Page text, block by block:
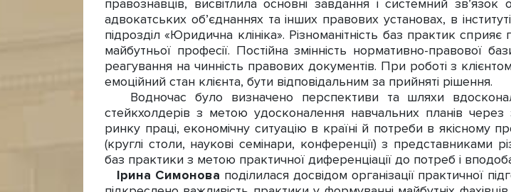
правознавців, висвітлила основні завдання і системний
адвокатських об’єднаннях та інших правових установах, в
підрозділ «Юридична клініка». Різноманітність баз практик
майбутньої професії. Постійна змінність нормативно-правової
реагування на чинність правових документів. При роботі з
емоційний стан клієнта, бути відповідальним за прийняті рішення.
Водночас було визначено перспективи та шляхи
стейкхолдерів з метою удосконалення навчальних планів
ринку праці, економічну ситуацію в країні й потреби в якісному
(круглі столи, наукові семінари, конференції) з представниками
баз практики з метою практичної диференціації до потреб і
Ірина Симонова поділилася досвідом організації практичної